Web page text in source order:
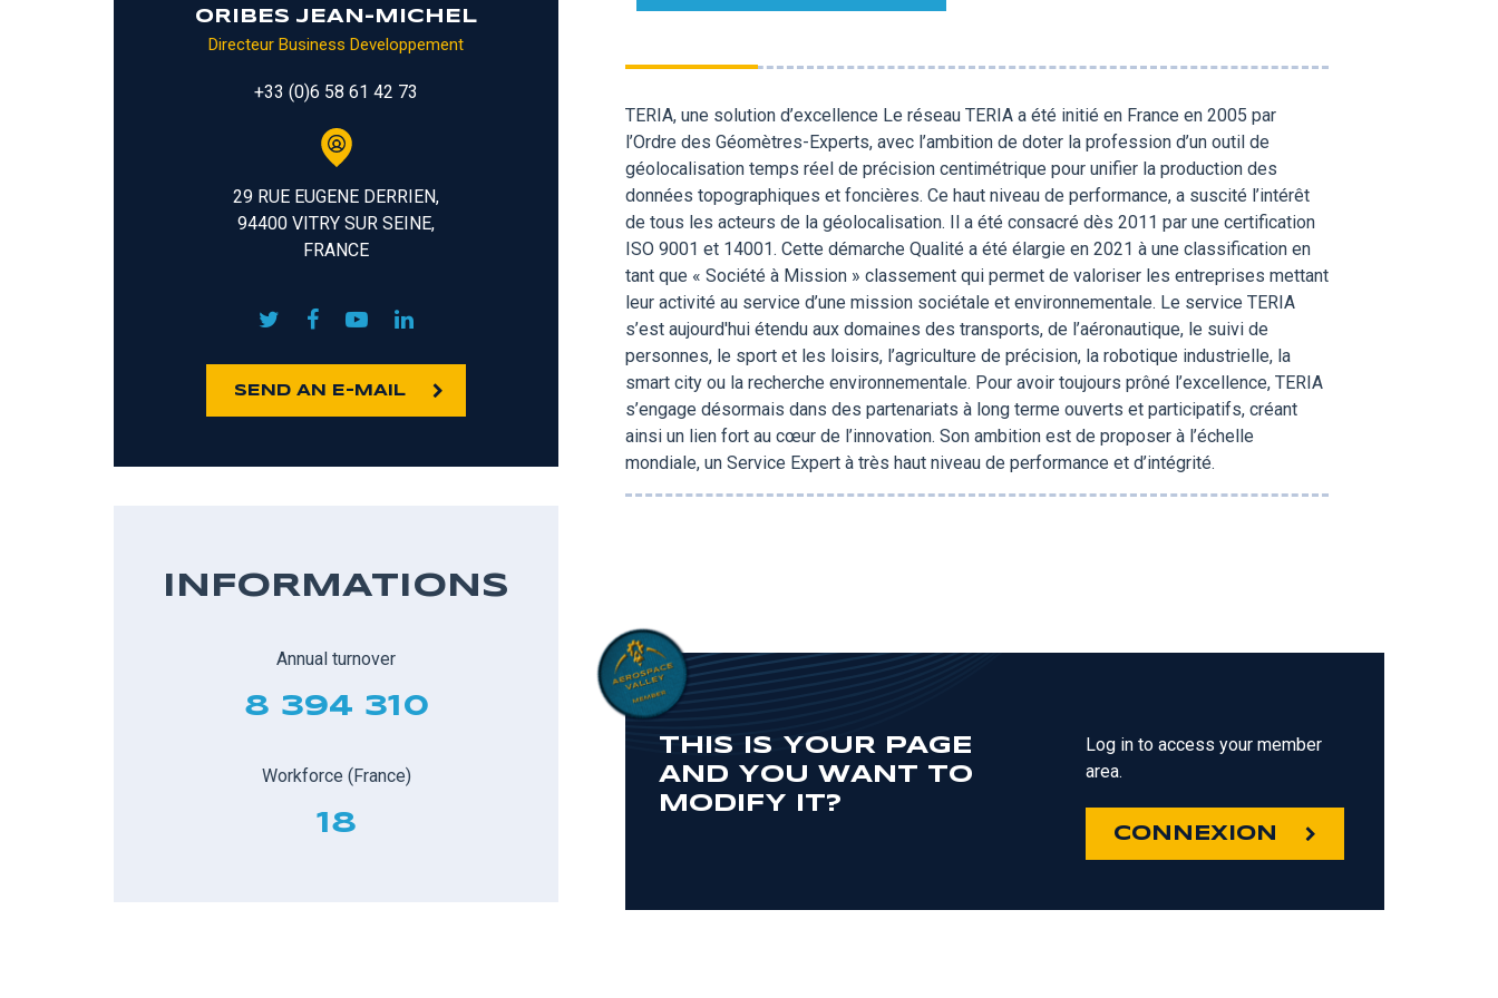
ORIBES JEAN-MICHEL
Directeur Business Developpement
+33 (0)6 58 61 42 73
29 RUE EUGENE DERRIEN,
94400 VITRY SUR SEINE,
FRANCE
SEND AN E-MAIL
INFORMATIONS
Annual turnover
8 394 310
Workforce (France)
18
TERIA, une solution d’excellence Le réseau TERIA a été initié en France en 2005 par
l’Ordre des Géomètres-Experts, avec l’ambition de doter la profession d’un outil de
géolocalisation temps réel de précision centimétrique pour unifier la production des
données topographiques et foncières. Ce haut niveau de performance, a suscité l’intérêt
de tous les acteurs de la géolocalisation. Il a été consacré dès 2011 par une certification
ISO 9001 et 14001. Cette démarche Qualité a été élargie en 2021 à une classification en
tant que « Société à Mission » classement qui permet de valoriser les entreprises mettant
leur activité au service d’une mission sociétale et environnementale. Le service TERIA
s’est aujourd'hui étendu aux domaines des transports, de l’aéronautique, le suivi de
personnes, le sport et les loisirs, l’agriculture de précision, la robotique industrielle, la
smart city ou la recherche environnementale. Pour avoir toujours prôné l’excellence, TERIA
s’engage désormais dans des partenariats à long terme ouverts et participatifs, créant
ainsi un lien fort au cœur de l’innovation. Son ambition est de proposer à l’échelle
mondiale, un Service Expert à très haut niveau de performance et d’intégrité.
THIS IS YOUR PAGE
AND YOU WANT TO
MODIFY IT?
Log in to access your member
area.
CONNEXION